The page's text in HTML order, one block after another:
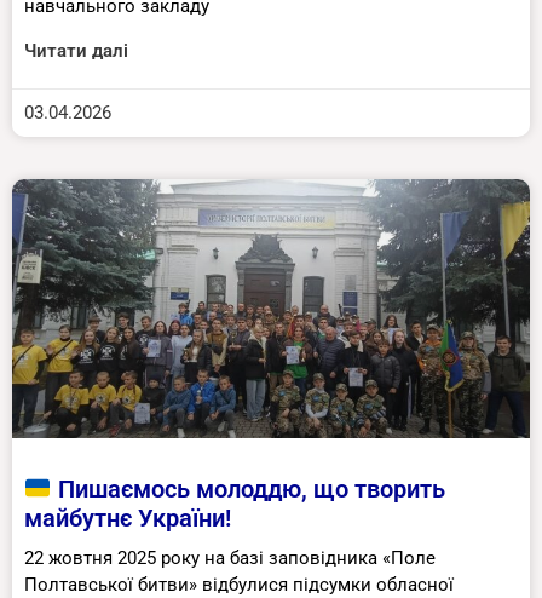
навчального закладу
Читати далі
03.04.2026
Пишаємось молоддю, що творить
майбутнє України!
22 жовтня 2025 року на базі заповідника «Поле
Полтавської битви» відбулися підсумки обласної